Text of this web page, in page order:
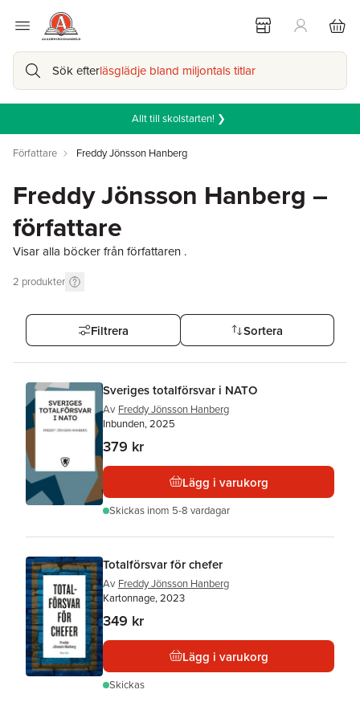
Sök efterläsglädje bland miljontals titlar
Allt till skolstarten! ❯
Författare Freddy Jönsson Hanberg
Freddy Jönsson Hanberg –
författare
Visar alla böcker från författaren .
2 produkter
Filtrera Sortera
Sveriges totalförsvar i NATO
Av Freddy Jönsson Hanberg
Inbunden, 2025
379 kr
Lägg i varukorg
Skickas inom 5-8 vardagar
Totalförsvar för chefer
Av Freddy Jönsson Hanberg
Kartonnage, 2023
349 kr
Lägg i varukorg
Skickas